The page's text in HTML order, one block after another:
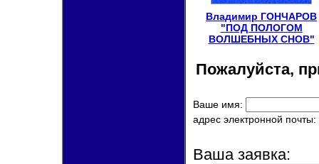
Владимир ГОНЧАРОВ
"ПОД ПОЛОГОМ
ВОЛШЕБНЫХ СНОВ"
Пожалуйста,
Ваше имя:
адрес электронной почты:
Ваша заявка: